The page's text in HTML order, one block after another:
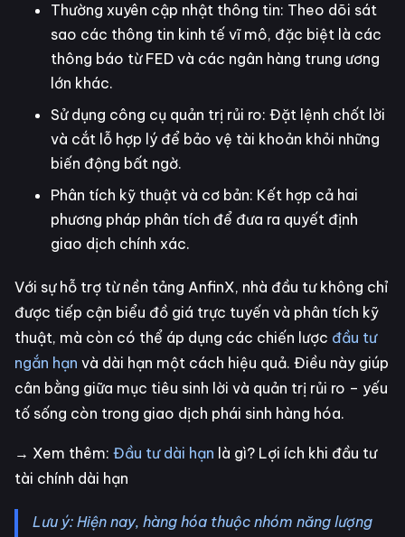
Thường xuyên cập nhật thông tin: Theo dõi sát
sao các thông tin kinh tế vĩ mô, đặc biệt là các
thông báo từ FED và các ngân hàng trung ương
lớn khác.
Sử dụng công cụ quản trị rủi ro: Đặt lệnh chốt lời
và cắt lỗ hợp lý để bảo vệ tài khoản khỏi những
biến động bất ngờ.
Phân tích kỹ thuật và cơ bản: Kết hợp cả hai
phương pháp phân tích để đưa ra quyết định
giao dịch chính xác.
Với sự hỗ trợ từ nền tảng AnfinX, nhà đầu tư không chỉ
được tiếp cận biểu đồ giá trực tuyến và phân tích kỹ
thuật, mà còn có thể áp dụng các chiến lược đầu tư
ngắn hạn và dài hạn một cách hiệu quả. Điều này giúp
cân bằng giữa mục tiêu sinh lời và quản trị rủi ro – yếu
tố sống còn trong giao dịch phái sinh hàng hóa.
→ Xem thêm: Đầu tư dài hạn là gì? Lợi ích khi đầu tư
tài chính dài hạn
Lưu ý: Hiện nay, hàng hóa thuộc nhóm năng lượng